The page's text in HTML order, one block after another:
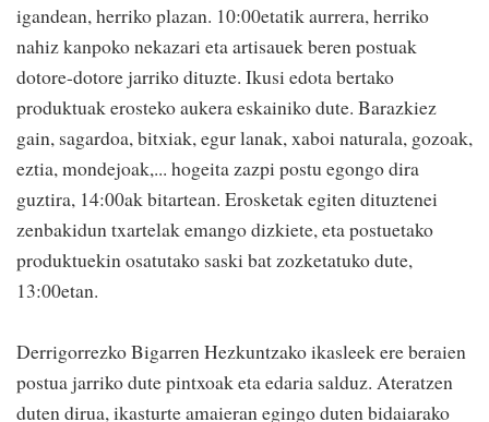
igandean, herriko plazan. 10:00etatik aurrera, herriko
nahiz kanpoko nekazari eta artisauek beren postuak
dotore-dotore jarriko dituzte. Ikusi edota bertako
produktuak erosteko aukera eskainiko dute. Barazkiez
gain, sagardoa, bitxiak, egur lanak, xaboi naturala, gozoak,
eztia, mondejoak,... hogeita zazpi postu egongo dira
guztira, 14:00ak bitartean. Erosketak egiten dituztenei
zenbakidun txartelak emango dizkiete, eta postuetako
produktuekin osatutako saski bat zozketatuko dute,
13:00etan.
Derrigorrezko Bigarren Hezkuntzako ikasleek ere beraien
postua jarriko dute pintxoak eta edaria salduz. Ateratzen
duten dirua, ikasturte amaieran egingo duten bidaiarako